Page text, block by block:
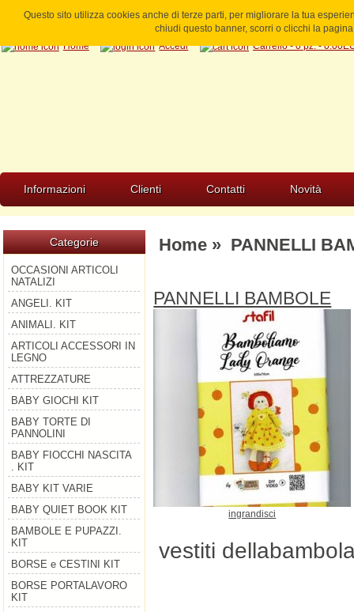
Questo sito utilizza cookies anche di terze parti, per migliorare la tua
chiudi questo banner, scorri o clicchi la
Home
Accedi Carrello - 0 pz. -
Informazioni Clienti Contatti Novità
Categorie
OCCASIONI ARTICOLI
NATALIZI
ANGELI. KIT
ANIMALI. KIT
ARTICOLI ACCESSORI IN
LEGNO
ATTREZZATURE
BABY GIOCHI KIT
BABY TORTE DI
PANNOLINI
BABY FIOCCHI NASCITA
. KIT
BABY KIT VARIE
BABY QUIET BOOK KIT
BAMBOLE E PUPAZZI.
KIT
BORSE e CESTINI KIT
BORSE PORTALAVORO
KIT
Home» PANNELLI
PANNELLI BAMBOLE
ingrandisci
vestiti